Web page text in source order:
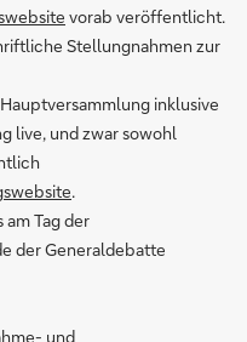
vorab veröffentlicht.
Stellungnahmen zur
inklusive
live, und zwar sowohl
.
Tag der
der Generaldebatte
und